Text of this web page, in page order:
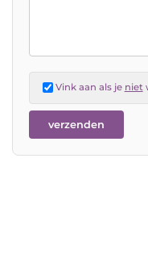
Vink aan als je niet